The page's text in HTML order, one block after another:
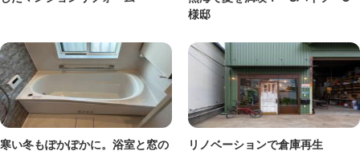
様邸
寒い冬もぽかぽかに。浴室と窓の
リノベーションで倉庫再生